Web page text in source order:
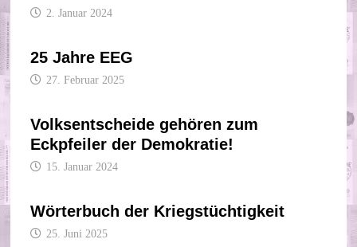
2. Januar 2024
25 Jahre EEG
27. Februar 2025
Volksentscheide gehören zum
Eckpfeiler der Demokratie!
15. Januar 2024
Wörterbuch der Kriegstüchtigkeit
25. Juni 2025